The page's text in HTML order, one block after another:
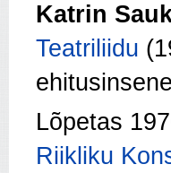
Katrin
Teatriliidu
Lõpetas
Riikliku